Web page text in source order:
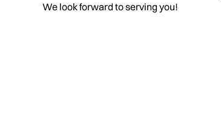
We look forward to serving you!